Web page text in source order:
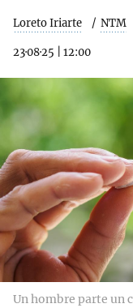
Loreto Iriarte NTM
23·08·25 12:00
Un hombre parte un